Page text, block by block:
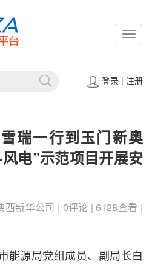
登录| 注册
瑞一行到玉门新奥
电”示范项目开展安
新华公司 | 0评论 | 6128查看 |
能源局党组成员、副局长白